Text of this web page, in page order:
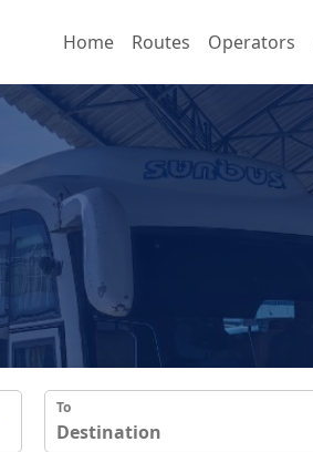
Home Routes Operators
To